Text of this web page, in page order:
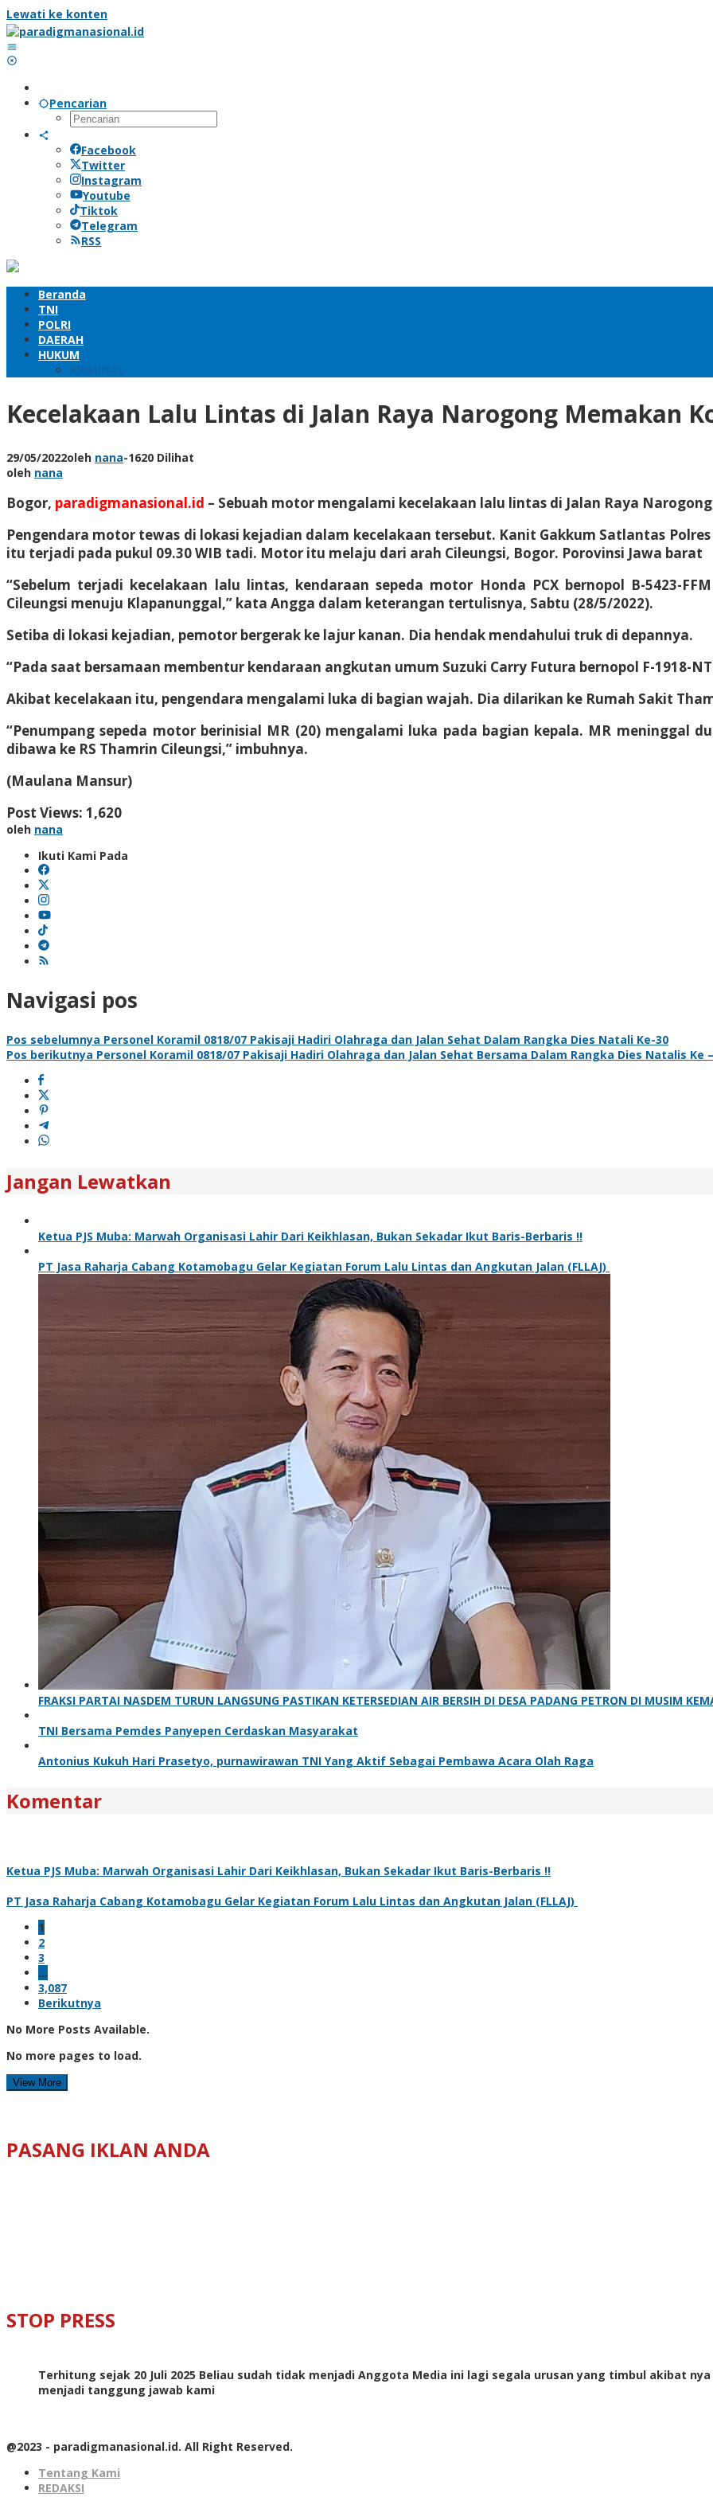
Lewati ke konten
Pencarian
Facebook
Twitter
Instagram
Youtube
Tiktok
Telegram
RSS
Beranda
TNI
POLRI
DAERAH
HUKUM
KRIMINAL
Kecelakaan Lalu Lintas di Jalan Raya Narogong Memakan
29/05/2022oleh nana-1620 Dilihat
oleh nana
Bogor, paradigmanasional.id – Sebuah motor mengalami kecelakaan lalu lintas di Jalan Raya
Pengendara motor tewas di lokasi kejadian dalam kecelakaan tersebut. Kanit Gakkum Satlantas
itu terjadi pada pukul 09.30 WIB tadi. Motor itu melaju dari arah Cileungsi, Bogor. Porovinsi Jawa barat
“Sebelum terjadi kecelakaan lalu lintas, kendaraan sepeda motor Honda PCX bernopol B-5423-
Cileungsi menuju Klapanunggal,” kata Angga dalam keterangan tertulisnya, Sabtu (28/5/2022).
Setiba di lokasi kejadian, pemotor bergerak ke lajur kanan. Dia hendak mendahului truk di depannya.
“Pada saat bersamaan membentur kendaraan angkutan umum Suzuki Carry Futura bernopol F-1918-
Akibat kecelakaan itu, pengendara mengalami luka di bagian wajah. Dia dilarikan ke Rumah Sakit
“Penumpang sepeda motor berinisial MR (20) mengalami luka pada bagian kepala. MR meninggal
dibawa ke RS Thamrin Cileungsi,” imbuhnya.
(Maulana Mansur)
Post Views: 1,620
oleh nana
Ikuti Kami Pada
Navigasi pos
Pos sebelumnya Personel Koramil 0818/07 Pakisaji Hadiri Olahraga dan Jalan Sehat Dalam Rangka Dies Natali Ke-30
Pos berikutnya Personel Koramil 0818/07 Pakisaji Hadiri Olahraga dan Jalan Sehat Bersama Dalam Rangka Dies Natalis Ke
Jangan Lewatkan
Ketua PJS Muba: Marwah Organisasi Lahir Dari Keikhlasan, Bukan Sekadar Ikut Baris-Berbaris !!
PT Jasa Raharja Cabang Kotamobagu Gelar Kegiatan Forum Lalu Lintas dan Angkutan Jalan (FLLAJ)
FRAKSI PARTAI NASDEM TURUN LANGSUNG PASTIKAN KETERSEDIAN AIR BERSIH DI DESA PADANG PETRON DI MUSIM
TNI Bersama Pemdes Panyepen Cerdaskan Masyarakat
Antonius Kukuh Hari Prasetyo, purnawirawan TNI Yang Aktif Sebagai Pembawa Acara Olah Raga
Komentar
Ketua PJS Muba: Marwah Organisasi Lahir Dari Keikhlasan, Bukan Sekadar Ikut Baris-Berbaris !!
PT Jasa Raharja Cabang Kotamobagu Gelar Kegiatan Forum Lalu Lintas dan Angkutan Jalan (FLLAJ)
1
2
3
…
3,087
Berikutnya
No More Posts Available.
No more pages to load.
View More
PASANG IKLAN ANDA
STOP PRESS
Terhitung sejak 20 Juli 2025 Beliau sudah tidak menjadi Anggota Media ini lagi segala urusan yang timbul akibat
menjadi tanggung jawab kami
@2023 - paradigmanasional.id. All Right Reserved.
Tentang Kami
REDAKSI